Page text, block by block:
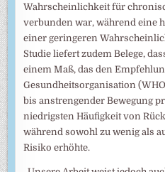
Wahrscheinlichkeit für
verbunden war, während eine
einer geringeren
Studie liefert zudem Belege,
einem Maß, das den
Gesundheitsorganisation
bis anstrengender Bewegung
niedrigsten Häufigkeit von
während sowohl zu wenig als
Risiko erhöhte.